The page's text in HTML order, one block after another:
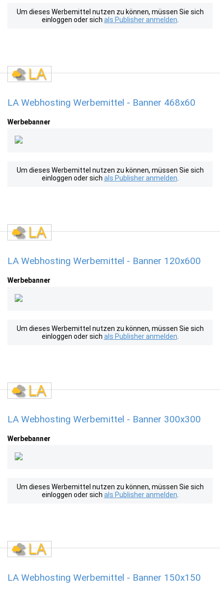
Um dieses Werbemittel nutzen zu können, müssen Sie sich
einloggen oder sich als Publisher anmelden
LA Webhosting Werbemittel - Banner 468x60
Werbebanner
Um dieses Werbemittel nutzen zu können, müssen Sie sich
einloggen oder sich als Publisher anmelden
LA Webhosting Werbemittel - Banner 120x600
Werbebanner
Um dieses Werbemittel nutzen zu können, müssen Sie sich
einloggen oder sich als Publisher anmelden
LA Webhosting Werbemittel - Banner 300x300
Werbebanner
Um dieses Werbemittel nutzen zu können, müssen Sie sich
einloggen oder sich als Publisher anmelden
LA Webhosting Werbemittel - Banner 150x150